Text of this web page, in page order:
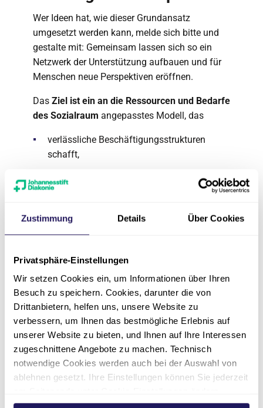
Zustimmung Details Über Cookies
Privatsphäre-Einstellungen
Wir setzen Cookies ein, um Informationen über Ihren
Besuch zu speichern. Cookies, darunter die von
Drittanbietern, helfen uns, unsere Website zu
verbessern, um Ihnen das bestmögliche Erlebnis auf
unserer Website zu bieten, und Ihnen auf Ihre Interessen
zugeschnittene Angebote zu machen. Technisch
notwendige Cookies werden auch bei der Auswahl von
ablehnen gesetzt. Ihre Einstellungen können Sie jederzeit
Weitere Informationen hierzu finden Sie in unserer
Wer Ideen hat, wie dieser Grundansatz
umgesetzt werden kann, melde sich bitte und
gestalte mit: Gemeinsam lassen sich so ein
Netzwerk der Unterstützung aufbauen und für
Menschen neue Perspektiven eröffnen.
Das Ziel ist ein an die Ressourcen und Bedarfe
des Sozialraum angepasstes Modell, das
verlässliche Beschäftigungsstrukturen
schafft,
nachhaltiges Engagement fördert und
Mittelfristig geht es darum,
perfekt auf Spandau zugeschnitten sind,
die Bedürfnisse der Bewohner*innen
berücksichtigen
und die vorhandenen Ressourcen optimal
nutzen.